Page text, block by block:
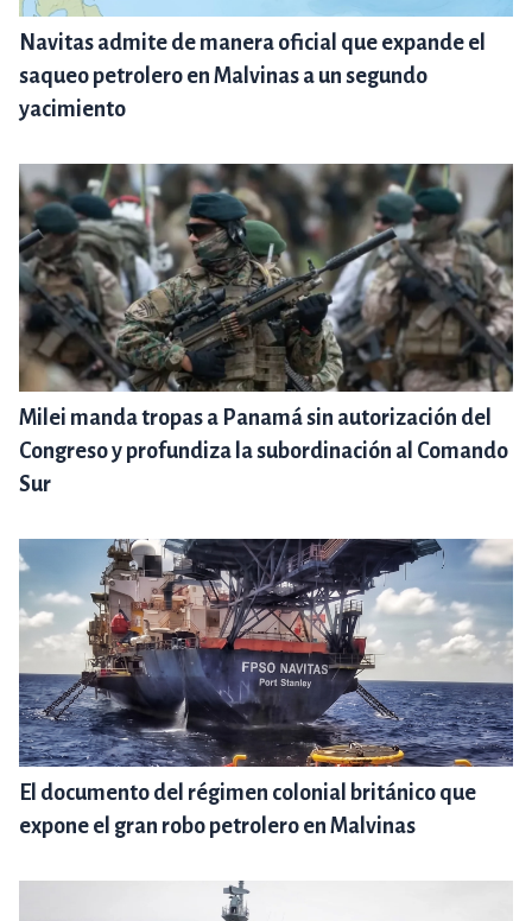
Navitas admite de manera oficial que expande el
saqueo petrolero en Malvinas a un segundo
yacimiento
Milei manda tropas a Panamá sin autorización del
Congreso y profundiza la subordinación al Comando
Sur
El documento del régimen colonial británico que
expone el gran robo petrolero en Malvinas